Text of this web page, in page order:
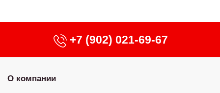
+7 (902) 021-69-67
О компании